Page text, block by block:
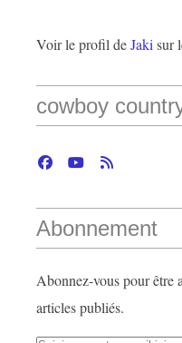
Voir le profil deJaki sur
cowboy
Abonnement
Abonnez-vous pour être
articles publiés.